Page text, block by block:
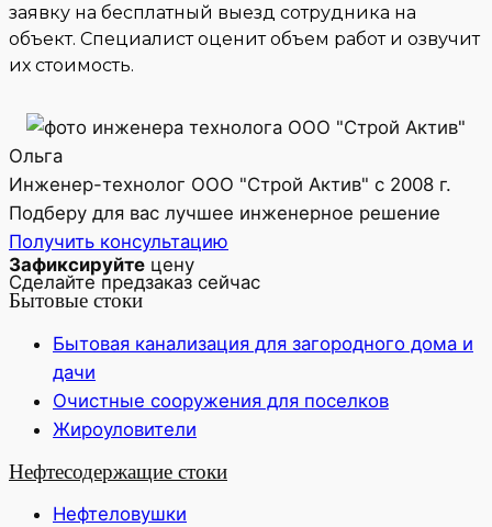
заявку на бесплатный выезд сотрудника на
объект. Специалист оценит объем работ и озвучит
их стоимость.
Ольга
Инженер-технолог ООО "Строй Актив" с 2008 г.
Подберу для вас лучшее инженерное решение
Получить консультацию
Зафиксируйте цену
Сделайте предзаказ сейчас
Бытовые стоки
Бытовая канализация для загородного дома и
дачи
Очистные сооружения для поселков
Жироуловители
Нефтесодержащие стоки
Нефтеловушки